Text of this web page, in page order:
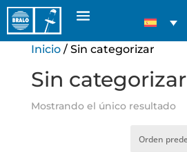
Inicio/ Sin categorizar
Sin categorizar
Mostrando el único resultado